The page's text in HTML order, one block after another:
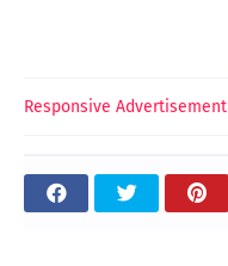
Responsive Advertisement